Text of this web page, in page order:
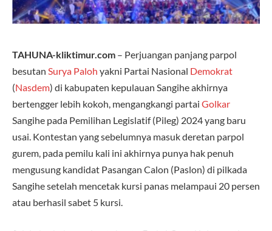
TAHUNA-kliktimur.com – Perjuangan panjang parpol
besutan Surya Paloh yakni Partai Nasional Demokrat
(Nasdem) di kabupaten kepulauan Sangihe akhirnya
bertengger lebih kokoh, mengangkangi partai Golkar
Sangihe pada Pemilihan Legislatif (Pileg) 2024 yang baru
usai. Kontestan yang sebelumnya masuk deretan parpol
gurem, pada pemilu kali ini akhirnya punya hak penuh
mengusung kandidat Pasangan Calon (Paslon) di pilkada
Sangihe setelah mencetak kursi panas melampaui 20 persen
atau berhasil sabet 5 kursi.